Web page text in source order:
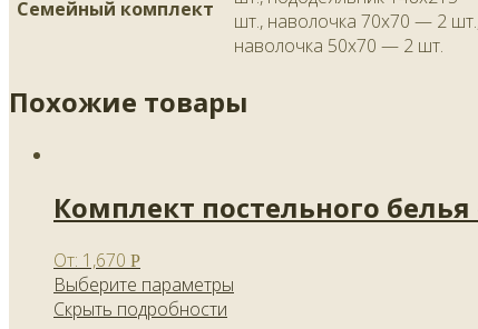
Семейный комплект
шт., наволочка 70х70 — 2
наволочка 50х70 — 2 шт.
Похожие товары
Комплект постельного
От: 1,670 Р
Выберите параметры
Скрыть подробности